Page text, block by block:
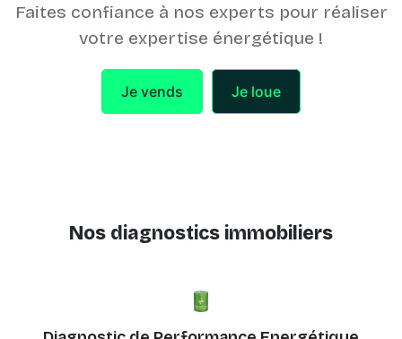
Faites confiance à nos experts pour réaliser
votre expertise énergétique !
Je vends Je loue
Nos diagnostics immobiliers